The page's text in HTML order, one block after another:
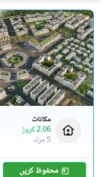
مکانات
2.06 کروڑ
5 مرلہ
محفوظ کریں